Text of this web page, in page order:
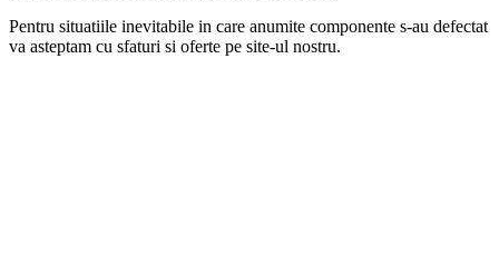
Pentru situatiile inevitabile in care anumite componente s-au defectat
va asteptam cu sfaturi si oferte pe site-ul nostru.